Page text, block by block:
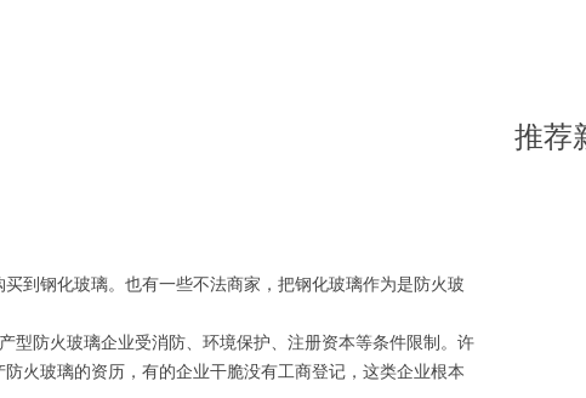
钢化玻璃。也有一些不法商家，把钢化玻璃作为是防火玻
防火玻璃企业受消防、环境保护、注册资本等条件限制。许
火玻璃的资历，有的企业干脆没有工商登记，这类企业根本
推荐